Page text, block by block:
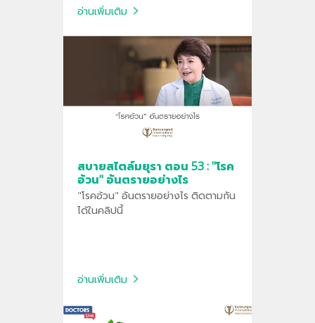
อ่านเพิ่มเติม
สบายสไตล์มยุรา ตอน 53 : "โรค
อ้วน" อันตรายอย่างไร
"โรคอ้วน" อันตรายอย่างไร ติดตามกัน
ได้ในคลิปนี้
อ่านเพิ่มเติม